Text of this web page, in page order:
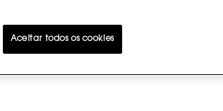
Aceitar todos os cookies